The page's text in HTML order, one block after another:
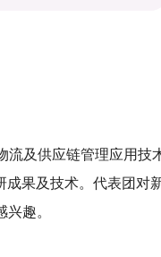
流及供应链管理应用技
成果及技术。代表团对
趣。